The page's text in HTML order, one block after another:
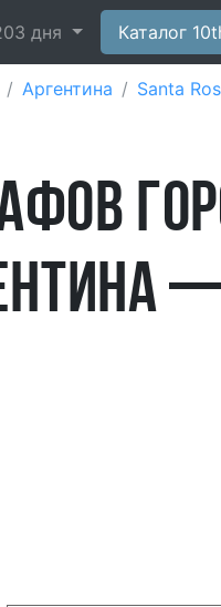
дня Каталог
Аргентина Santa